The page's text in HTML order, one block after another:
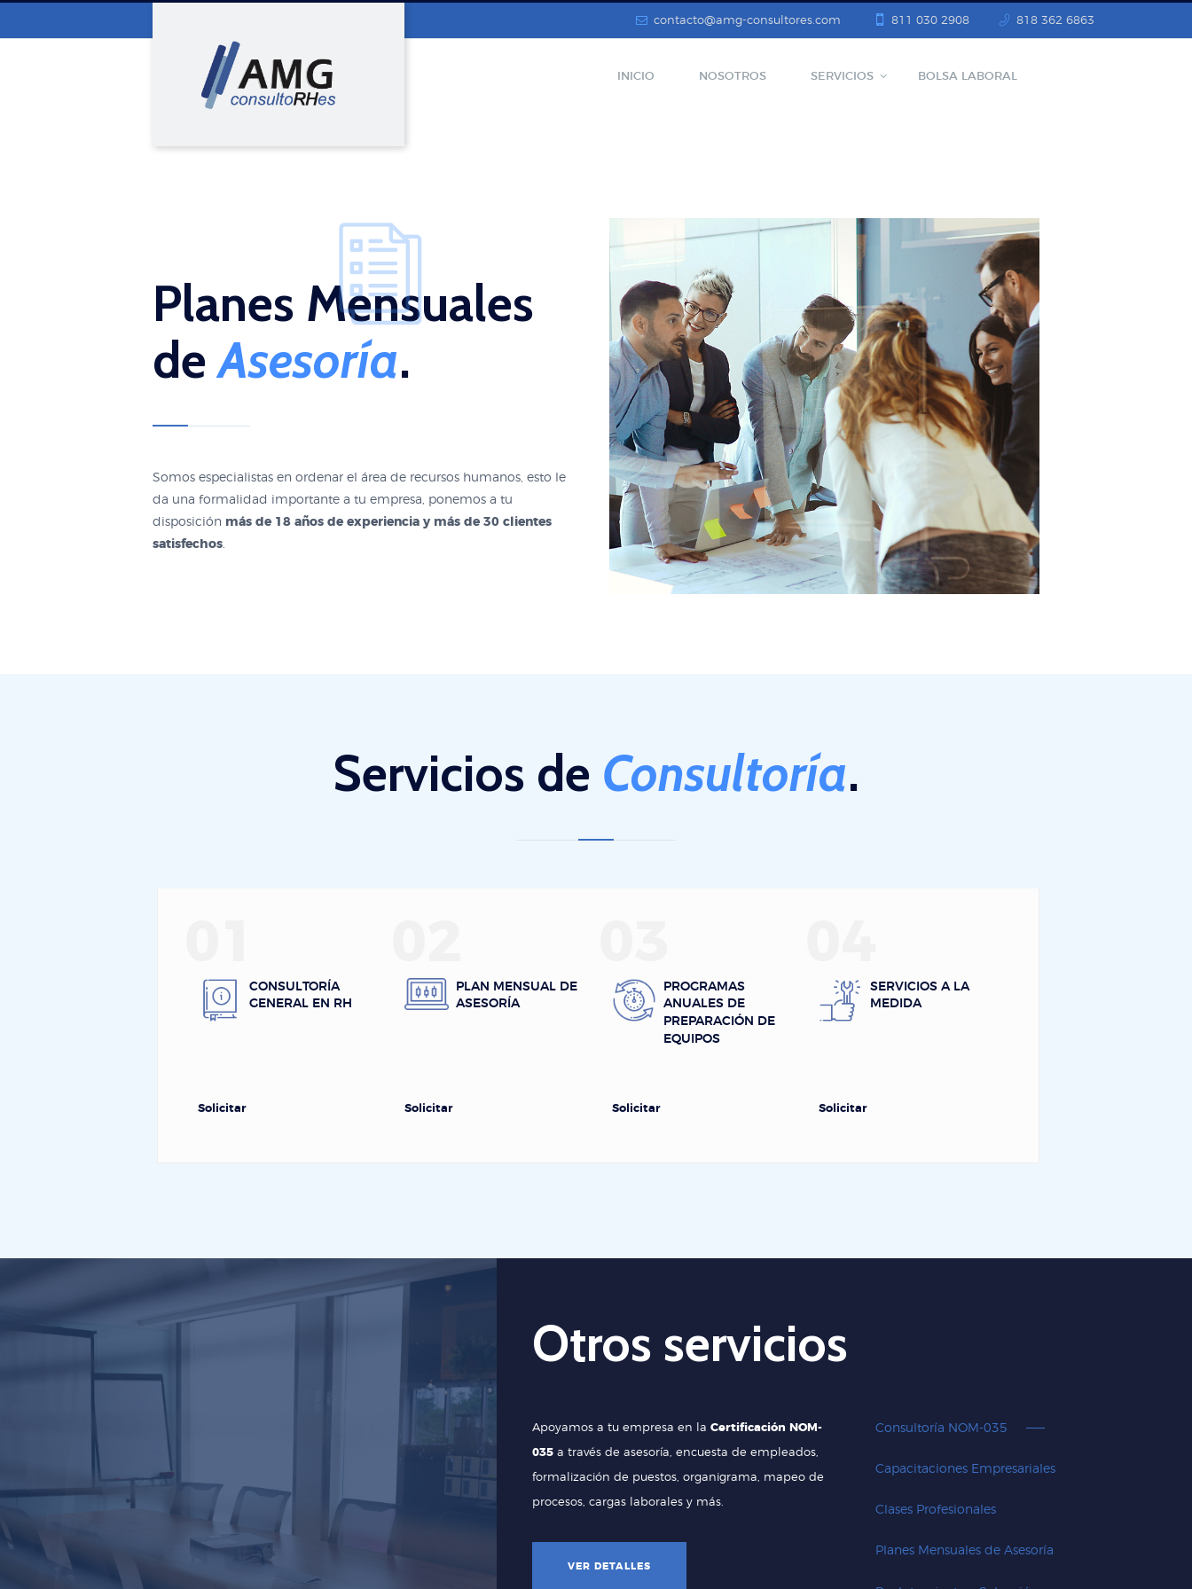
contacto@amg-consultores.com 811 030 2908 818 362 6863
INICIO NOSOTROS SERVICIOS BOLSA LABORAL
Planes Mensuales
deAsesoría.
Somos especialistas en ordenar el área de recursos humanos, esto le
da una formalidad importante a tu empresa, ponemos a tu
disposición más de 18 años de experiencia y más de 30 clientes
satisfechos.
Servicios de Consultoría.
CONSULTORÍA
GENERAL EN RH
Solicitar
PLAN MENSUAL DE
ASESORÍA
Solicitar
PROGRAMAS
ANUALES DE
PREPARACIÓN DE
EQUIPOS
Solicitar
SERVICIOS A LA
MEDIDA
Solicitar
Otros servicios
Consultoría NOM-035
Capacitaciones Empresariales
Clases Profesionales
Planes Mensuales de Asesoría
Apoyamos a tu empresa en la Certificación NOM-
035 a través de asesoría, encuesta de empleados,
formalización de puestos, organigrama, mapeo de
procesos, cargas laborales y más.
VER DETALLES